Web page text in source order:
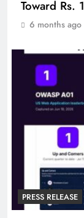
Toward
6 months ago
PRESS RELEASE